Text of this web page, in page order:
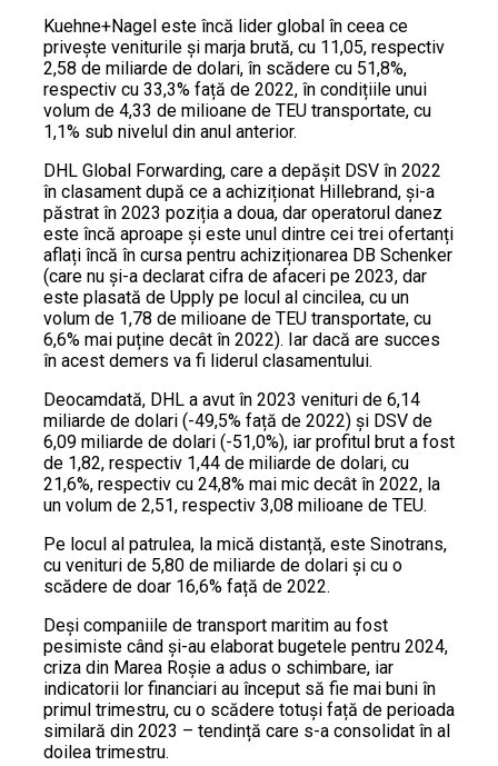
Kuehne+Nagel este încă lider global în ceea ce
privește veniturile și marja brută, cu 11,05, respectiv
2,58 de miliarde de dolari, în scădere cu 51,8%,
respectiv cu 33,3% față de 2022, în condițiile unui
volum de 4,33 de milioane de TEU transportate, cu
1,1% sub nivelul din anul anterior.
DHL Global Forwarding, care a depășit DSV în 2022
în clasament după ce a achiziționat Hillebrand, și-a
păstrat în 2023 poziția a doua, dar operatorul danez
este încă aproape și este unul dintre cei trei ofertanți
aflați încă în cursa pentru achiziționarea DB Schenker
(care nu și-a declarat cifra de afaceri pe 2023, dar
este plasată de Upply pe locul al cincilea, cu un
volum de 1,78 de milioane de TEU transportate, cu
6,6% mai puține decât în 2022). Iar dacă are succes
în acest demers va fi liderul clasamentului.
Deocamdată, DHL a avut în 2023 venituri de 6,14
miliarde de dolari (-49,5% față de 2022) și DSV de
6,09 miliarde de dolari (-51,0%), iar profitul brut a fost
de 1,82, respectiv 1,44 de miliarde de dolari, cu
21,6%, respectiv cu 24,8% mai mic decât în 2022, la
un volum de 2,51, respectiv 3,08 milioane de TEU.
Pe locul al patrulea, la mică distanță, este Sinotrans,
cu venituri de 5,80 de miliarde de dolari și cu o
scădere de doar 16,6% față de 2022.
Deși companiile de transport maritim au fost
pesimiste când și-au elaborat bugetele pentru 2024,
criza din Marea Roșie a adus o schimbare, iar
indicatorii lor financiari au început să fie mai buni în
primul trimestru, cu o scădere totuși față de perioada
similară din 2023 – tendință care s-a consolidat în al
doilea trimestru.